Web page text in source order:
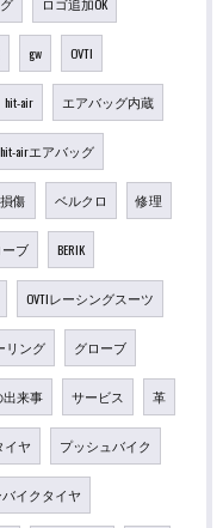
gw OVTI
hit-air エアバッグ内蔵
hit-airエアバッグ
傷 ベルクロ 修理
ブ BERIK
OVTIレーシングスーツ
リング グローブ
出来事 サービス 革
イヤ プッシュバイク
イクタイヤ